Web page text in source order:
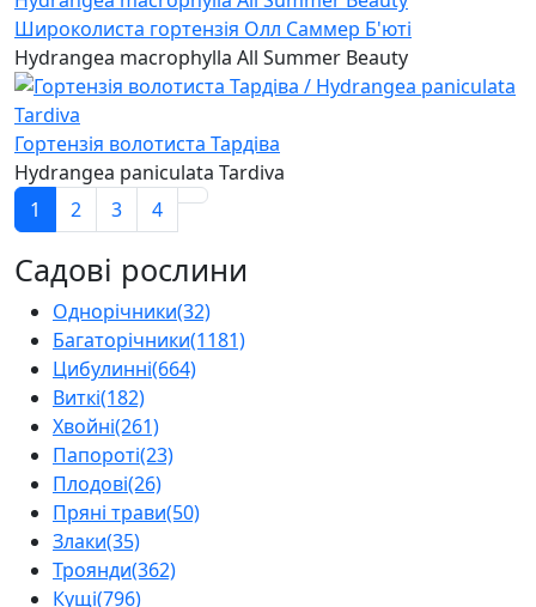
Широколиста гортензія Олл Саммер Б'юті
Hydrangea macrophylla All Summer Beauty
Гортензія волотиста Тардіва
Hydrangea paniculata Tardiva
1
2 3 4
Садові рослини
Однорічники(32)
Багаторічники(1181)
Цибулинні(664)
Виткі(182)
Хвойні(261)
Папороті(23)
Плодові(26)
Пряні трави(50)
Злаки(35)
Троянди(362)
Кущі(796)